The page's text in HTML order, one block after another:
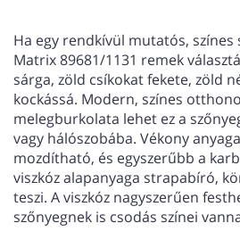
Ha egy rendkívül mutatós, színes
Matrix 89681/1131 remek
sárga, zöld csíkokat fekete, zöld
kockássá. Modern, színes
melegburkolata lehet ez a
vagy hálószobába. Vékony
mozdítható, és egyszerűbb a
viszkóz alapanyaga strapabíró,
teszi. A viszkóz nagyszerűen
szőnyegnek is csodás színei